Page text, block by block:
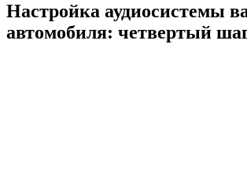
Настройка аудиосистемы
автомобиля: четвертый